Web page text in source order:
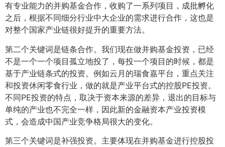
有专业能力的并购基金合作，收购了一系列项目，成批孵化
之后，根据不同细分行业中大企业的需求进行合作，这也是
对整个国家产业链很好提升的重要方法。
第二个关键词是链条合作。我们现在做并购基金投资，已经
不是一个一个项目孤立地投了，每投一个项目的时候，都是
基于产业链条式的投资。例如云月的瑞食嘉平台，重点关注
和投资休闲零食行业，做的就是产业平台式的控股PE投资。
不同PE投资的特点，取决于资本来源的差异，退出的目标与
单纯的产业也不完全一样，因此新的金融资本产业投资模
式，会造成中国产业竞争格局很大的变化。
第三个关键词是补强投资。主要体现在并购基金进行控股投